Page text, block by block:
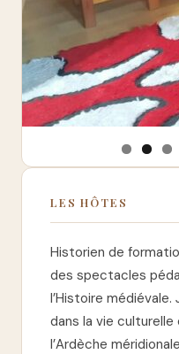
LES HÔTES
Historien de
des spectacles
l’Histoire
dans la vie
l’Ardèche